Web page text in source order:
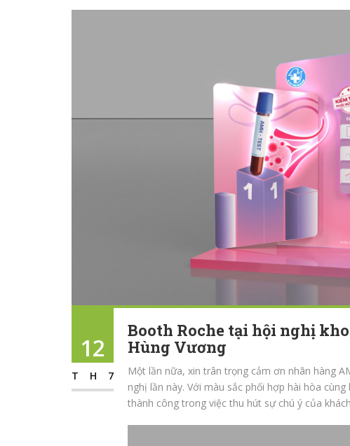
12
TH7
Booth Roche tại hội nghị
Hùng Vương
Một lần nữa, xin trân trọng cảm ơn nhãn hàng
nghị lần này. Với màu sắc phối hợp hài hòa
thành công trong việc thu hút sự chú ý của